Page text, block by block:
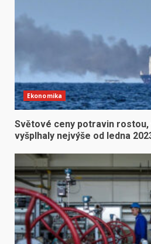
Ekonomika
Světové ceny potravin
vyšplhaly nejvýše od ledna